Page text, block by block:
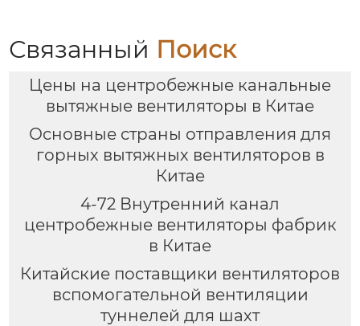
промышленности
Связанный Поиск
Цены на центробежные канальные
вытяжные вентиляторы в Китае
Основные страны отправления для
горных вытяжных вентиляторов в
Китае
4-72 Внутренний канал
центробежные вентиляторы фабрик
в Китае
Китайские поставщики вентиляторов
вспомогательной вентиляции
туннелей для шахт